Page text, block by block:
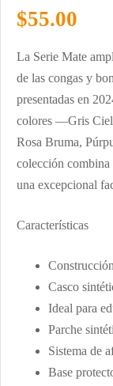
$55.00
La Serie Mate
de las congas y
presentadas en
colores —Gris
Rosa Bruma,
colección combina
una excepcional
Características
Casco
Ideal para
Parche
Sistema de
Base